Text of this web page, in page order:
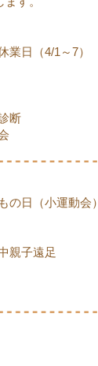
業日（4/1～7）
断
の日（小運動会）
親子遠足